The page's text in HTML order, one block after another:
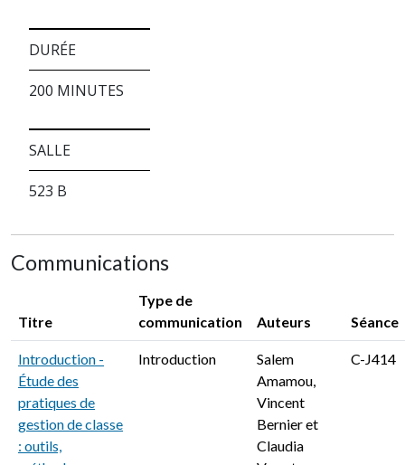
DURÉE
200 MINUTES
SALLE
523 B
Communications
Titre
Type de
communication
Auteurs Séance
Introduction -
Étude des
pratiques de
gestion de classe
: outils,
Introduction
Salem
Amamou,
Vincent
Bernier et
Claudia
C-J414